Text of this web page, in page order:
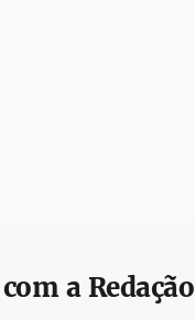
a Redação